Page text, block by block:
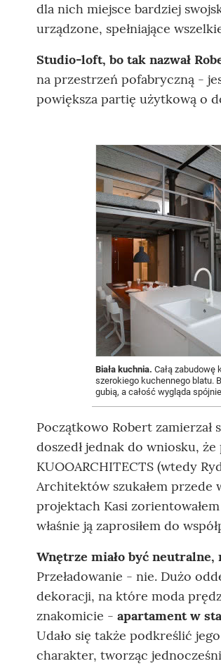
dla nich miejsce bardziej
urządzone, spełniające
Studio-loft, bo tak nazwał
na przestrzeń pofabryczną -
powiększa partię użytkową o
Biała kuchnia. Całą zabudowę
szerokiego kuchennego blatu.
gubią, a całość wygląda
Początkowo Robert zamierzał
doszedł jednak do wniosku,
KUOOARCHITECTS (wtedy
Architektów szukałem przede
projektach Kasi
właśnie ją zaprosiłem do
Wnętrze miało być
Przeładowanie - nie. Dużo
dekoracji, na które moda
znakomicie - apartament w
Udało się także podkreślić
charakter, tworząc